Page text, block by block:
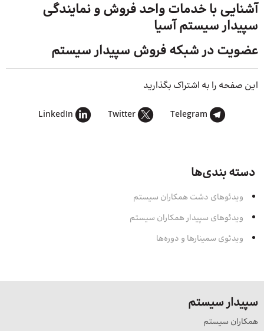
آشنایی با خدمات واحد فروش و نمایندگی
سپیدار سیستم آسیا
عضویت در شبکه فروش سپیدار سیستم
این صفحه را به اشتراک بگذارید
Telegram
Twitter
LinkedIn
دسته بندی‌ها
ویدئوهای دشت همکاران سیستم
ویدئوهای سپیدار همکاران سیستم
ویدئوی سمینارها و دوره‌ها
سپیدار سیستم
همکاران سیستم